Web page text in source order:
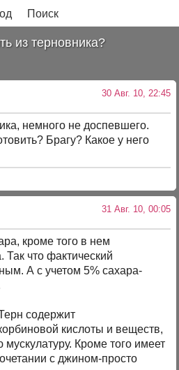
Поиск
из терновника?
30 Авг. 10, 22:45
немного не доспевшего.
Брагу? Какое у него
31 Авг. 10, 00:05
кроме того в нем
Так что фактический
А с учетом 5% сахара-
содержит
кислоты и веществ,
Кроме того имеет
с джином-просто